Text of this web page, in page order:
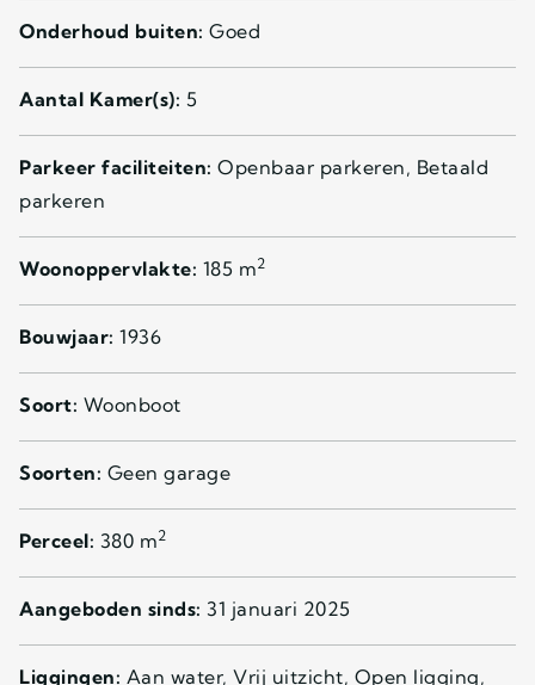
Onderhoud buiten: Goed
Aantal Kamer(s): 5
Parkeer faciliteiten: Openbaar parkeren, Betaald
parkeren
Woonoppervlakte: 185 m2
Bouwjaar: 1936
Soort: Woonboot
Soorten: Geen garage
Perceel: 380 m2
Aangeboden sinds: 31 januari 2025
Liggingen: Aan water, Vrij uitzicht, Open ligging,